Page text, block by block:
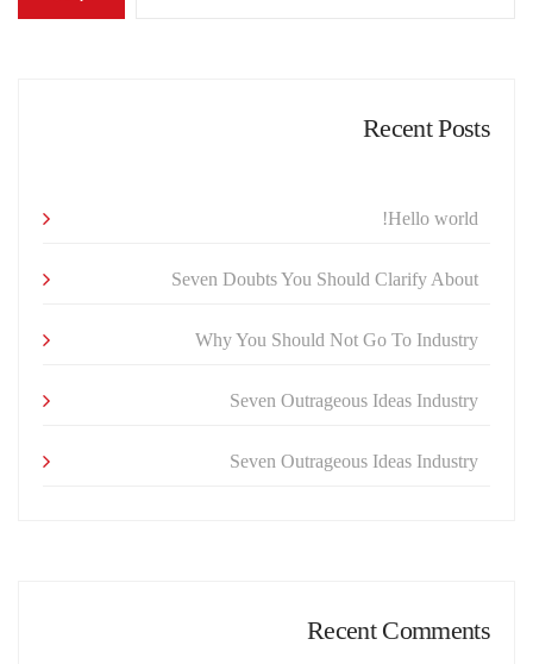
Recent Posts
Hello world!
Seven Doubts You Should Clarify About
Why You Should Not Go To Industry
Seven Outrageous Ideas Industry
Seven Outrageous Ideas Industry
Recent Comments